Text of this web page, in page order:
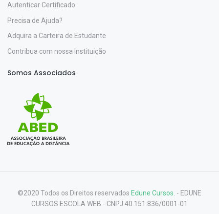
Autenticar Certificado
Precisa de Ajuda?
Adquira a Carteira de Estudante
Contribua com nossa Instituição
Somos Associados
©2020 Todos os Direitos reservados Edune Cursos. - EDUNE
CURSOS ESCOLA WEB - CNPJ 40.151.836/0001-01